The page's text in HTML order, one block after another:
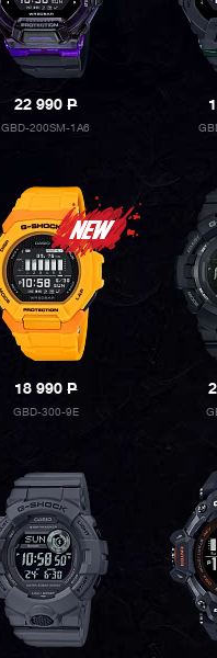
22 990P
GBD-200SM-1A6
18 990P
GBD-300-9E